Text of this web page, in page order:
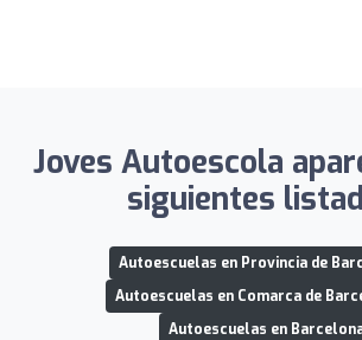
Joves Autoescola
siguientes
Autoescuelas en Provincia de
Autoescuelas en Comarca de
Autoescuelas en